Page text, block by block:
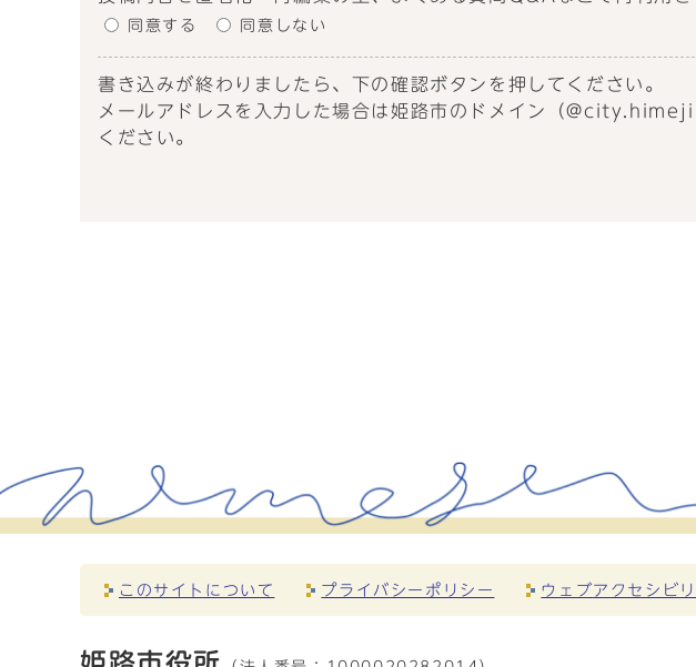
同意する 同意しない
書き込みが終わりましたら、下の確認ボタンを押してください。
メールアドレスを入力した場合は姫路市のドメイン（
ください。
このサイトについて プライバシーポリシー ウェブアクセシビ